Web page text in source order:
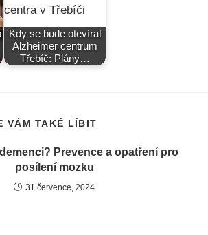
Kdy se bude otevírat
Alzheimer centrum
Třebíč: Plány…
VÁM TAKÉ LÍBIT
Prevence a opatření pro
posílení mozku
31 července, 2024